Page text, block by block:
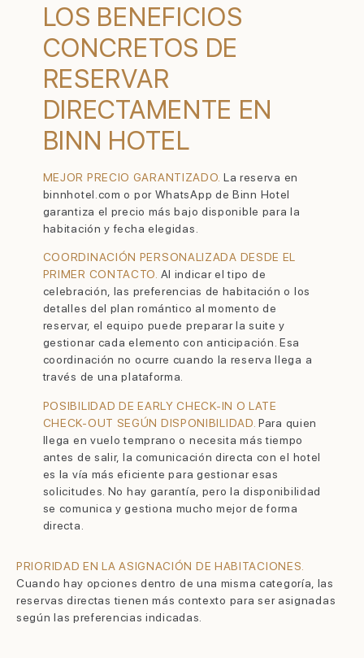
LOS BENEFICIOS
CONCRETOS DE
RESERVAR
DIRECTAMENTE EN
BINN HOTEL
MEJOR PRECIO GARANTIZADO. La reserva en
binnhotel.com o por WhatsApp de Binn Hotel
garantiza el precio más bajo disponible para la
habitación y fecha elegidas.
COORDINACIÓN PERSONALIZADA DESDE EL
PRIMER CONTACTO. Al indicar el tipo de
celebración, las preferencias de habitación o los
detalles del plan romántico al momento de
reservar, el equipo puede preparar la suite y
gestionar cada elemento con anticipación. Esa
coordinación no ocurre cuando la reserva llega a
través de una plataforma.
POSIBILIDAD DE EARLY CHECK-IN O LATE
CHECK-OUT SEGÚN DISPONIBILIDAD. Para quien
llega en vuelo temprano o necesita más tiempo
antes de salir, la comunicación directa con el hotel
es la vía más eficiente para gestionar esas
solicitudes. No hay garantía, pero la disponibilidad
se comunica y gestiona mucho mejor de forma
directa.
PRIORIDAD EN LA ASIGNACIÓN DE HABITACIONES.
Cuando hay opciones dentro de una misma categoría, las
reservas directas tienen más contexto para ser asignadas
según las preferencias indicadas.